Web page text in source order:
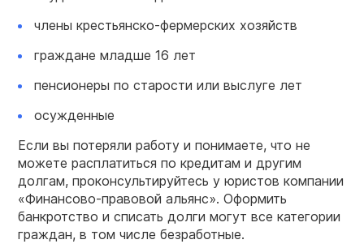
члены крестьянско-фермерских хозяйств
граждане младше 16 лет
пенсионеры по старости или выслуге лет
осужденные
Если вы потеряли работу и понимаете, что не
можете расплатиться по кредитам и другим
долгам, проконсультируйтесь у юристов компании
«Финансово-правовой альянс». Оформить
банкротство и списать долги могут все категории
граждан, в том числе безработные.